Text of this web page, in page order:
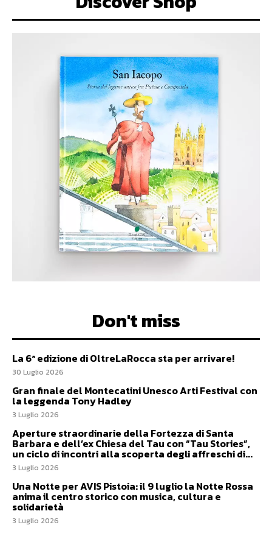
Don't miss
La 6ª edizione di OltreLaRocca sta per arrivare!
30 Luglio 2026
Gran finale del Montecatini Unesco Arti Festival con
la leggenda Tony Hadley
3 Luglio 2026
Aperture straordinarie della Fortezza di Santa
Barbara e dell’ex Chiesa del Tau con “Tau Stories”,
un ciclo di incontri alla scoperta degli affreschi di...
3 Luglio 2026
Una Notte per AVIS Pistoia: il 9 luglio la Notte Rossa
anima il centro storico con musica, cultura e
solidarietà
3 Luglio 2026